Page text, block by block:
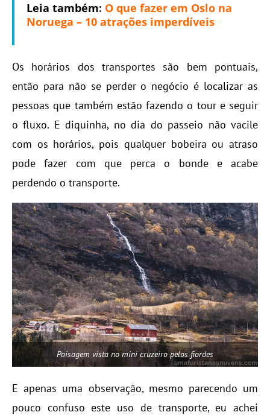
Leia também: O que fazer em Oslo na
Noruega – 10 atrações imperdíveis
Os horários dos transportes são bem pontuais,
então para não se perder o negócio é localizar as
pessoas que também estão fazendo o tour e seguir
o fluxo. E diquinha, no dia do passeio não vacile
com os horários, pois qualquer bobeira ou atraso
pode fazer com que perca o bonde e acabe
perdendo o transporte.
Paisagem vista no mini cruzeiro pelos fiordes
E apenas uma observação, mesmo parecendo um
pouco confuso este uso de transporte, eu achei